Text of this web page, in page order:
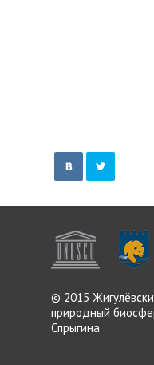
© 2015
природный
Спрыгина